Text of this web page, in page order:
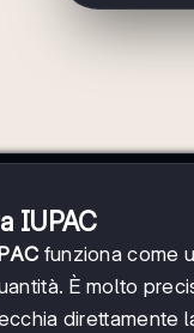
IUPAC
funziona come
È molto
direttamente